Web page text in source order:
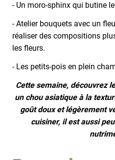
- Un moro-sphinx qui butine
- Atelier bouquets avec un
réaliser des compositions
les fleurs.
- Les petits-pois en plein
Cette semaine, découvrez
un chou asiatique à la
goût doux et légèrement
cuisiner, il est aussi